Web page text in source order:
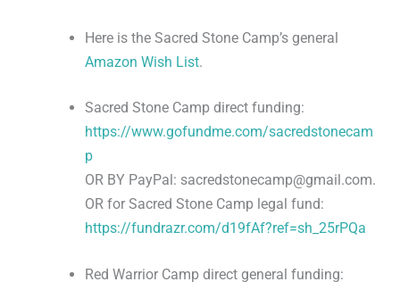
Here is the Sacred Stone Camp’s general
Amazon Wish List.
Sacred Stone Camp direct funding:
https://www.gofundme.com/sacredstonecam
p
OR BY PayPal: sacredstonecamp@gmail.com.
OR for Sacred Stone Camp legal fund:
https://fundrazr.com/d19fAf?ref=sh_25rPQa
Red Warrior Camp direct general funding: